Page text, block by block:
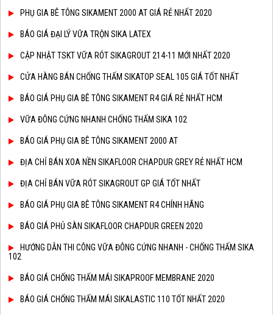
PHỤ GIA BÊ TÔNG SIKAMENT 2000 AT GIÁ RẺ NHẤT 2020
BÁO GIÁ ĐẠI LÝ VỮA TRỘN SIKA LATEX
CẬP NHẬT TSKT VỮA RÓT SIKAGROUT 214-11 MỚI NHẤT 2020
CỬA HÀNG BÁN CHỐNG THẤM SIKATOP SEAL 105 GIÁ TỐT NHẤT
BÁO GIÁ PHỤ GIA BÊ TÔNG SIKAMENT R4 GIÁ RẺ NHẤT HCM
VỮA ĐÔNG CỨNG NHANH CHỐNG THẤM SIKA 102
BÁO GIÁ PHỤ GIA BÊ TÔNG SIKAMENT 2000 AT
ĐỊA CHỈ BÁN XOA NỀN SIKAFLOOR CHAPDUR GREY RẺ NHẤT HCM
ĐỊA CHỈ BÁN VỮA RÓT SIKAGROUT GP GIÁ TỐT NHẤT
BÁO GIÁ PHỤ GIA BÊ TÔNG SIKAMENT R4 CHÍNH HÃNG
BÁO GIÁ PHỦ SÀN SIKAFLOOR CHAPDUR GREEN 2020
HƯỚNG DẪN THI CÔNG VỮA ĐÔNG CỨNG NHANH - CHỐNG THẤM SIKA
102
BÁO GIÁ CHỐNG THẤM MÁI SIKAPROOF MEMBRANE 2020
BÁO GIÁ CHỐNG THẤM MÁI SIKALASTIC 110 TỐT NHẤT 2020